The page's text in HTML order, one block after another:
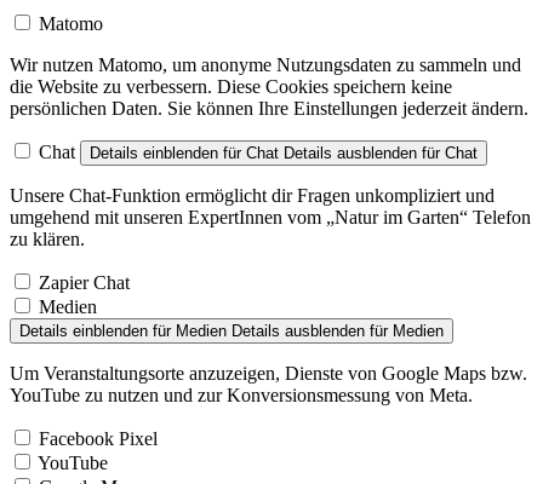
Matomo
Wir nutzen Matomo, um anonyme Nutzungsdaten zu sammeln und
die Website zu verbessern. Diese Cookies speichern keine
persönlichen Daten. Sie können Ihre Einstellungen jederzeit ändern.
Chat Details einblenden für Chat Details ausblenden für Chat
Unsere Chat-Funktion ermöglicht dir Fragen unkompliziert und
umgehend mit unseren ExpertInnen vom „Natur im Garten“ Telefon
zu klären.
Zapier Chat
Medien
Details einblenden für Medien Details ausblenden für Medien
Um Veranstaltungsorte anzuzeigen, Dienste von Google Maps bzw.
YouTube zu nutzen und zur Konversionsmessung von Meta.
Facebook Pixel
YouTube